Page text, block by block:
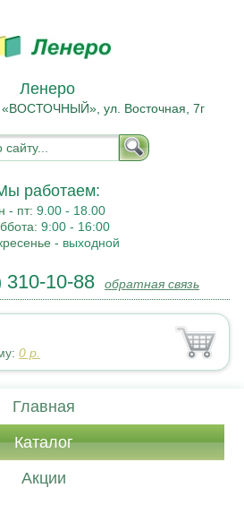
Ленеро
«ВОСТОЧНЫЙ», ул. Восточная, 7г
работаем:
- пт:9.00 - 18.00
9:00 - 16:00
- выходной
310-10-88 обратная связь
0 р.
Главная
Каталог
Акции